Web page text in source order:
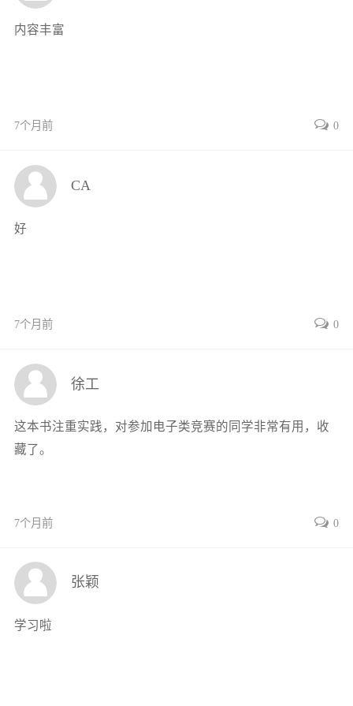
2.3.1 分类 17
2.4.1 分类 19
2.4.3 型号命名 22
2.5 半导体器件 23
2.5.2 主要参数 24
2.6.1 分类 28
2.6.3 型号命名 29
2.6.4 故障表现 30
3.1 Altium Designer 操作环境及参数设置 31
3.1.1 启动Altium Designer 31
3.1.4 PCB 系统参数设置 38
3.2 Altium Designer 原理图设计 45
3.2.1 原理图的创建 45
3.2.3 元件库的设计 50
内容丰富
7个月前 0
CA
好
7个月前 0
徐工
这本书注重实践，对参加电子类竞赛的同学非常有用，收
藏了。
7个月前 0
张颖
学习啦